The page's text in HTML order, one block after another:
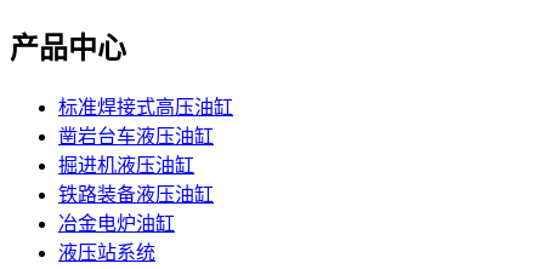
产品中心
标准焊接式高压油缸
凿岩台车液压油缸
掘进机液压油缸
铁路装备液压油缸
冶金电炉油缸
液压站系统